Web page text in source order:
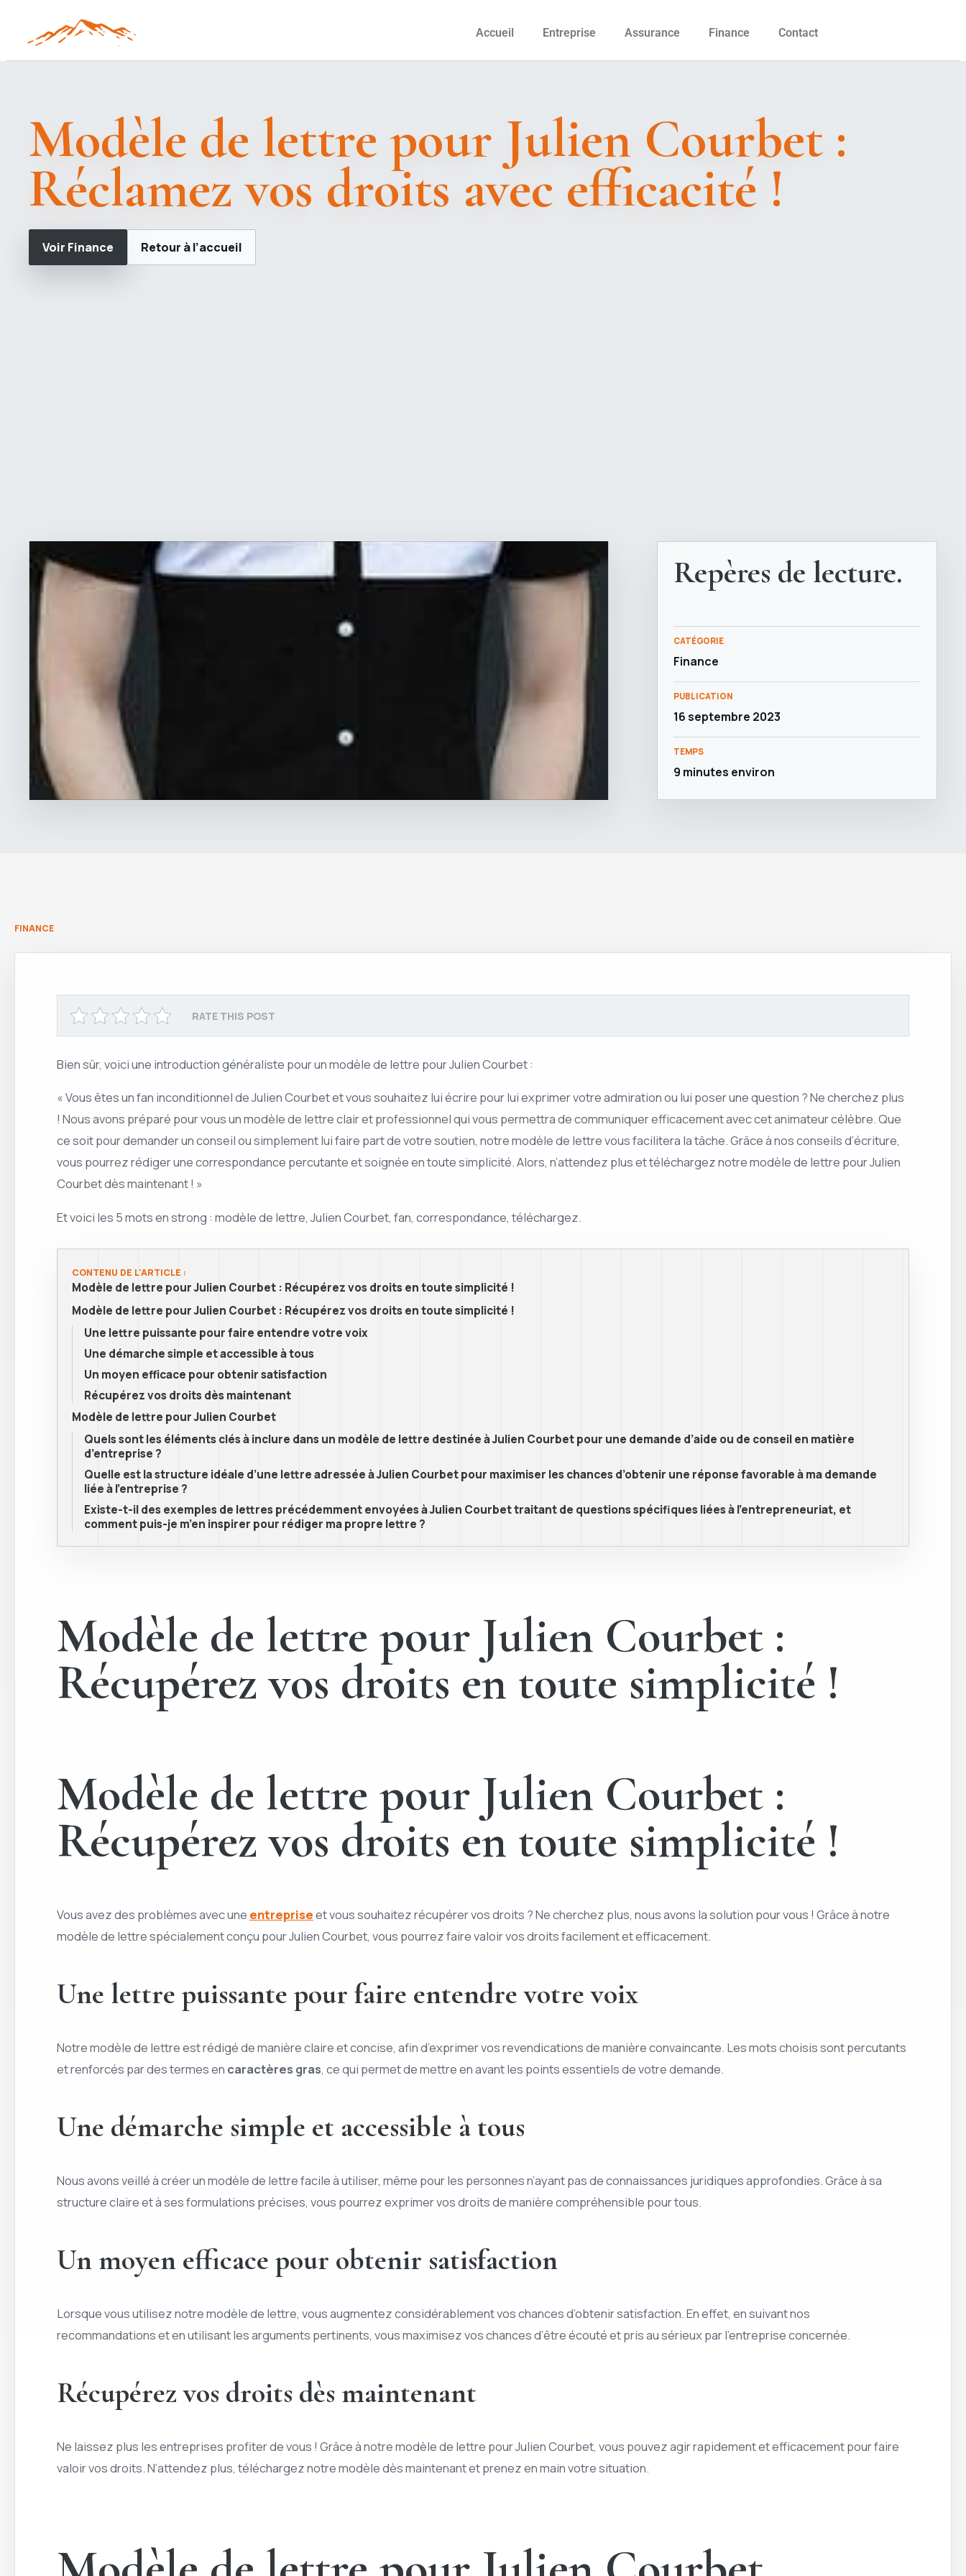
Accueil Entreprise Assurance Finance Contact
Modèle de lettre pour Julien Courbet :
Réclamez vos droits avec efficacité !
Voir Finance Retour à l’accueil
Repères de lecture.
CATÉGORIE
Finance
PUBLICATION
16 septembre 2023
TEMPS
9 minutes environ
FINANCE
RATE THIS POST
Bien sûr, voici une introduction généraliste pour un modèle de lettre pour Julien Courbet :
« Vous êtes un fan inconditionnel de Julien Courbet et vous souhaitez lui écrire pour lui exprimer votre admiration ou lui poser une question ? Ne cherchez plus
! Nous avons préparé pour vous un modèle de lettre clair et professionnel qui vous permettra de communiquer efficacement avec cet animateur célèbre. Que
ce soit pour demander un conseil ou simplement lui faire part de votre soutien, notre modèle de lettre vous facilitera la tâche. Grâce à nos conseils d’écriture,
vous pourrez rédiger une correspondance percutante et soignée en toute simplicité. Alors, n’attendez plus et téléchargez notre modèle de lettre pour Julien
Courbet dès maintenant ! »
Et voici les 5 mots en strong : modèle de lettre, Julien Courbet, fan, correspondance, téléchargez.
CONTENU DE L'ARTICLE :
Modèle de lettre pour Julien Courbet : Récupérez vos droits en toute simplicité !
Modèle de lettre pour Julien Courbet : Récupérez vos droits en toute simplicité !
Une lettre puissante pour faire entendre votre voix
Une démarche simple et accessible à tous
Un moyen efficace pour obtenir satisfaction
Récupérez vos droits dès maintenant
Modèle de lettre pour Julien Courbet
Quels sont les éléments clés à inclure dans un modèle de lettre destinée à Julien Courbet pour une demande d’aide ou de conseil en matière
d’entreprise ?
Quelle est la structure idéale d’une lettre adressée à Julien Courbet pour maximiser les chances d’obtenir une réponse favorable à ma demande
liée à l’entreprise ?
Existe-t-il des exemples de lettres précédemment envoyées à Julien Courbet traitant de questions spécifiques liées à l’entrepreneuriat, et
comment puis-je m’en inspirer pour rédiger ma propre lettre ?
Modèle de lettre pour Julien Courbet :
Récupérez vos droits en toute simplicité !
Modèle de lettre pour Julien Courbet :
Récupérez vos droits en toute simplicité !
Vous avez des problèmes avec une entrepriseet vous souhaitez récupérer vos droits ? Ne cherchez plus, nous avons la solution pour vous ! Grâce à notre
modèle de lettre spécialement conçu pour Julien Courbet, vous pourrez faire valoir vos droits facilement et efficacement.
Une lettre puissante pour faire entendre votre voix
Notre modèle de lettre est rédigé de manière claire et concise, afin d’exprimer vos revendications de manière convaincante. Les mots choisis sont percutants
et renforcés par des termes en caractères gras, ce qui permet de mettre en avant les points essentiels de votre demande.
Une démarche simple et accessible à tous
Nous avons veillé à créer un modèle de lettre facile à utiliser, même pour les personnes n’ayant pas de connaissances juridiques approfondies. Grâce à sa
structure claire et à ses formulations précises, vous pourrez exprimer vos droits de manière compréhensible pour tous.
Un moyen efficace pour obtenir satisfaction
Lorsque vous utilisez notre modèle de lettre, vous augmentez considérablement vos chances d’obtenir satisfaction. En effet, en suivant nos
recommandations et en utilisant les arguments pertinents, vous maximisez vos chances d’être écouté et pris au sérieux par l’entreprise concernée.
Récupérez vos droits dès maintenant
Ne laissez plus les entreprises profiter de vous ! Grâce à notre modèle de lettre pour Julien Courbet, vous pouvez agir rapidement et efficacement pour faire
valoir vos droits. N’attendez plus, téléchargez notre modèle dès maintenant et prenez en main votre situation.